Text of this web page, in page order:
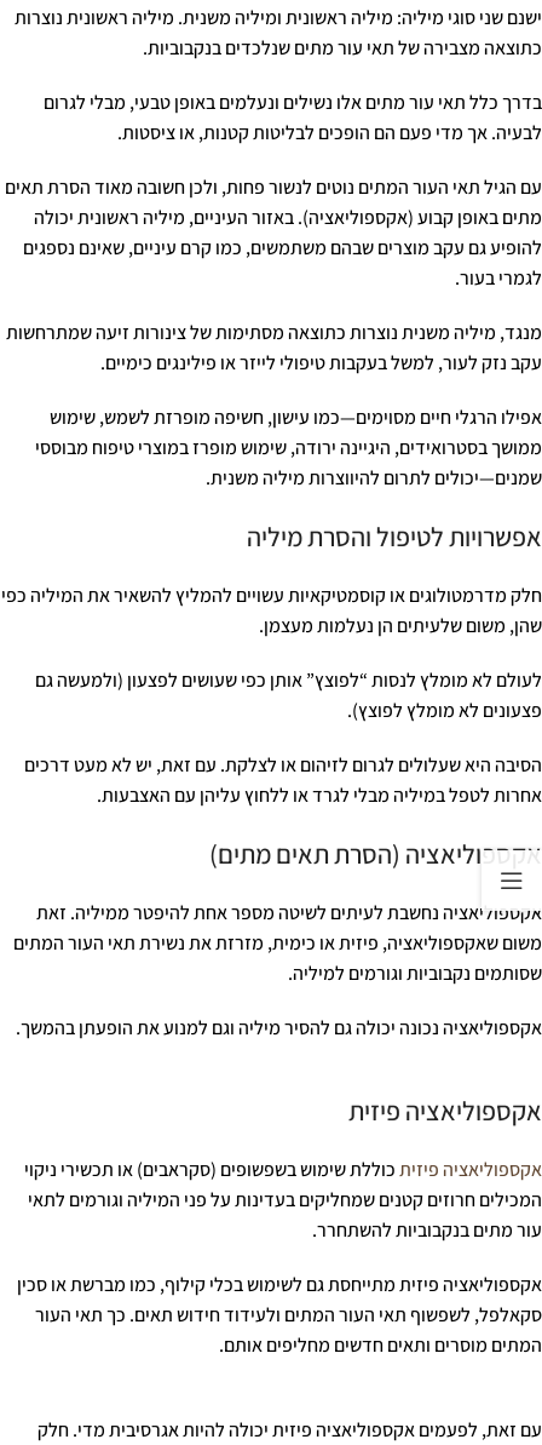
ישנם שני סוגי מיליה: מיליה ראשונית ומיליה משנית. מיליה ראשונית נוצרות
כתוצאה מצבירה של תאי עור מתים שנלכדים בנקבוביות.
בדרך כלל תאי עור מתים אלו נשילים ונעלמים באופן טבעי, מבלי לגרום
לבעיה. אך מדי פעם הם הופכים לבליטות קטנות, או ציסטות.
עם הגיל תאי העור המתים נוטים לנשור פחות, ולכן חשובה מאוד הסרת תאים
מתים באופן קבוע (אקספוליאציה). באזור העיניים, מיליה ראשונית יכולה
להופיע גם עקב מוצרים שבהם משתמשים, כמו קרם עיניים, שאינם נספגים
לגמרי בעור.
מנגד, מיליה משנית נוצרות כתוצאה מסתימות של צינורות זיעה שמתרחשות
עקב נזק לעור, למשל בעקבות טיפולי לייזר או פילינגים כימיים.
אפילו הרגלי חיים מסוימים—כמו עישון, חשיפה מופרזת לשמש, שימוש
ממושך בסטרואידים, היגיינה ירודה, שימוש מופרז במוצרי טיפוח מבוססי
שמנים—יכולים לתרום להיווצרות מיליה משנית.
אפשרויות לטיפול והסרת מיליה
חלק מדרמטולוגים או קוסמטיקאיות עשויים להמליץ להשאיר את המיליה כפי
שהן, משום שלעיתים הן נעלמות מעצמן.
לעולם לא מומלץ לנסות “לפוצץ” אותן כפי שעושים לפצעון (ולמעשה גם
פצעונים לא מומלץ לפוצץ).
הסיבה היא שעלולים לגרום לזיהום או לצלקת. עם זאת, יש לא מעט דרכים
אחרות לטפל במיליה מבלי לגרד או ללחוץ עליהן עם האצבעות.
אקספוליאציה (הסרת תאים מתים)
אקספוליאציה נחשבת לעיתים לשיטה מספר אחת להיפטר ממיליה. זאת
משום שאקספוליאציה, פיזית או כימית, מזרזת את נשירת תאי העור המתים
שסותמים נקבוביות וגורמים למיליה.
אקספוליאציה נכונה יכולה גם להסיר מיליה וגם למנוע את הופעתן בהמשך.
אקספוליאציה פיזית
אקספוליאציה פיזיתכוללת שימוש בשפשופים (סקראבים) או תכשירי ניקוי
המכילים חרוזים קטנים שמחליקים בעדינות על פני המיליה וגורמים לתאי
עור מתים בנקבוביות להשתחרר.
אקספוליאציה פיזית מתייחסת גם לשימוש בכלי קילוף, כמו מברשת או סכין
סקאלפל, לשפשוף תאי העור המתים ולעידוד חידוש תאים. כך תאי העור
המתים מוסרים ותאים חדשים מחליפים אותם.
עם זאת, לפעמים אקספוליאציה פיזית יכולה להיות אגרסיבית מדי. חלק